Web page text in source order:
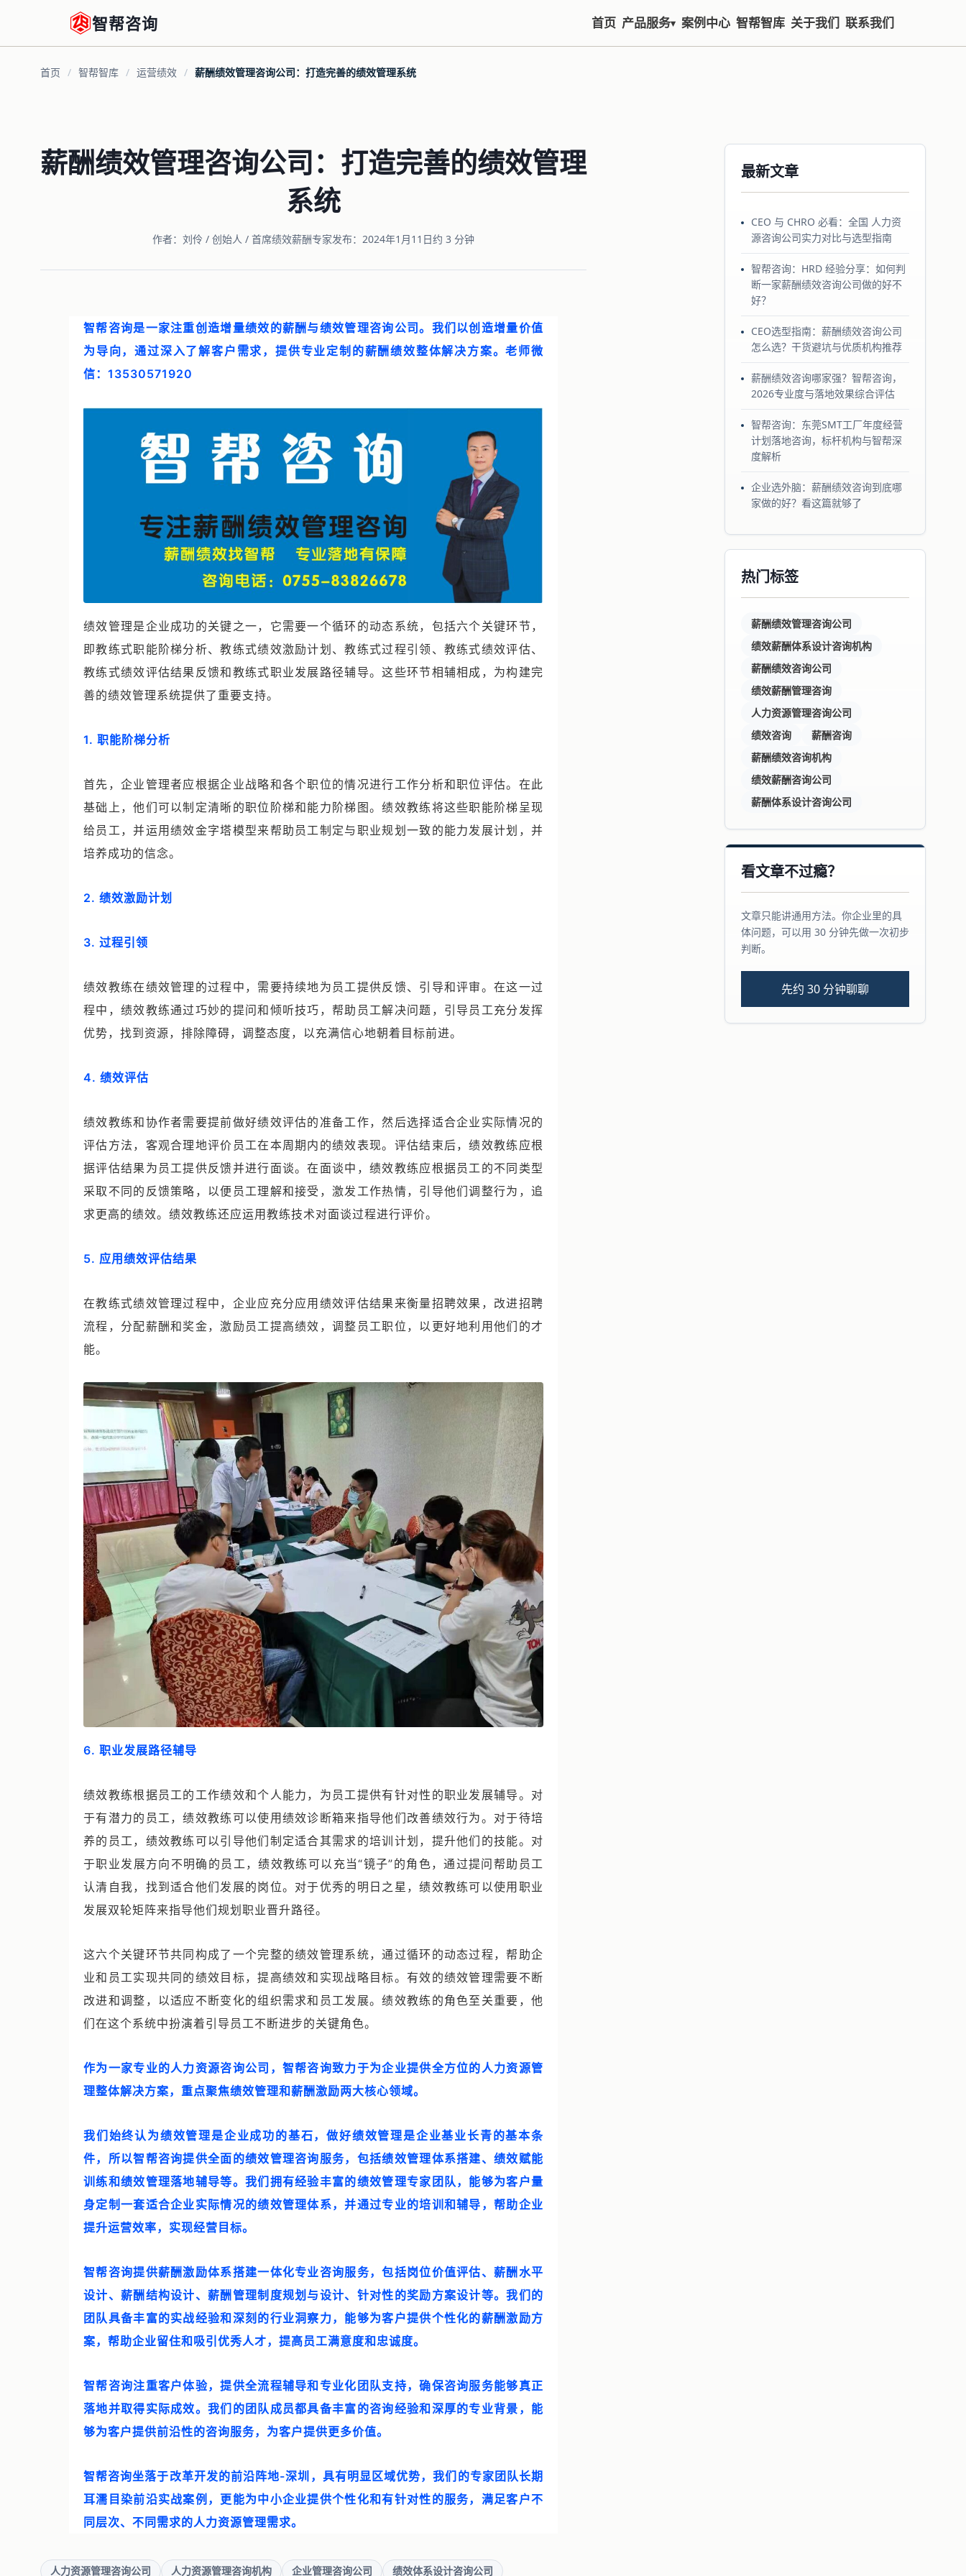
智帮咨询 首页 产品服务▾ 案例中心 智帮智库 关于我们 联系我们
首页 / 智帮智库 / 运营绩效 / 薪酬绩效管理咨询公司：打造完善的绩效管理系统
薪酬绩效管理咨询公司：打造完善的绩效管理
系统
作者：刘伶 / 创始人 / 首席绩效薪酬专家发布：2024年1月11日约 3 分钟
智帮咨询是一家注重创造增量绩效的薪酬与绩效管理咨询公司。我们以创造增量价值
为导向，通过深入了解客户需求，提供专业定制的薪酬绩效整体解决方案。老师微
信：13530571920
绩效管理是企业成功的关键之一，它需要一个循环的动态系统，包括六个关键环节，
即教练式职能阶梯分析、教练式绩效激励计划、教练式过程引领、教练式绩效评估、
教练式绩效评估结果反馈和教练式职业发展路径辅导。这些环节相辅相成，为构建完
善的绩效管理系统提供了重要支持。
1. 职能阶梯分析
首先，企业管理者应根据企业战略和各个职位的情况进行工作分析和职位评估。在此
基础上，他们可以制定清晰的职位阶梯和能力阶梯图。绩效教练将这些职能阶梯呈现
给员工，并运用绩效金字塔模型来帮助员工制定与职业规划一致的能力发展计划，并
培养成功的信念。
2. 绩效激励计划
3. 过程引领
绩效教练在绩效管理的过程中，需要持续地为员工提供反馈、引导和评审。在这一过
程中，绩效教练通过巧妙的提问和倾听技巧，帮助员工解决问题，引导员工充分发挥
优势，找到资源，排除障碍，调整态度，以充满信心地朝着目标前进。
4. 绩效评估
绩效教练和协作者需要提前做好绩效评估的准备工作，然后选择适合企业实际情况的
评估方法，客观合理地评价员工在本周期内的绩效表现。评估结束后，绩效教练应根
据评估结果为员工提供反馈并进行面谈。在面谈中，绩效教练应根据员工的不同类型
采取不同的反馈策略，以便员工理解和接受，激发工作热情，引导他们调整行为，追
求更高的绩效。绩效教练还应运用教练技术对面谈过程进行评价。
5. 应用绩效评估结果
在教练式绩效管理过程中，企业应充分应用绩效评估结果来衡量招聘效果，改进招聘
流程，分配薪酬和奖金，激励员工提高绩效，调整员工职位，以更好地利用他们的才
能。
6. 职业发展路径辅导
绩效教练根据员工的工作绩效和个人能力，为员工提供有针对性的职业发展辅导。对
于有潜力的员工，绩效教练可以使用绩效诊断箱来指导他们改善绩效行为。对于待培
养的员工，绩效教练可以引导他们制定适合其需求的培训计划，提升他们的技能。对
于职业发展方向不明确的员工，绩效教练可以充当“镜子”的角色，通过提问帮助员工
认清自我，找到适合他们发展的岗位。对于优秀的明日之星，绩效教练可以使用职业
发展双轮矩阵来指导他们规划职业晋升路径。
这六个关键环节共同构成了一个完整的绩效管理系统，通过循环的动态过程，帮助企
业和员工实现共同的绩效目标，提高绩效和实现战略目标。有效的绩效管理需要不断
改进和调整，以适应不断变化的组织需求和员工发展。绩效教练的角色至关重要，他
们在这个系统中扮演着引导员工不断进步的关键角色。
作为一家专业的人力资源咨询公司，智帮咨询致力于为企业提供全方位的人力资源管
理整体解决方案，重点聚焦绩效管理和薪酬激励两大核心领域。
我们始终认为绩效管理是企业成功的基石，做好绩效管理是企业基业长青的基本条
件，所以智帮咨询提供全面的绩效管理咨询服务，包括绩效管理体系搭建、绩效赋能
训练和绩效管理落地辅导等。我们拥有经验丰富的绩效管理专家团队，能够为客户量
身定制一套适合企业实际情况的绩效管理体系，并通过专业的培训和辅导，帮助企业
提升运营效率，实现经营目标。
智帮咨询提供薪酬激励体系搭建一体化专业咨询服务，包括岗位价值评估、薪酬水平
设计、薪酬结构设计、薪酬管理制度规划与设计、针对性的奖励方案设计等。我们的
团队具备丰富的实战经验和深刻的行业洞察力，能够为客户提供个性化的薪酬激励方
案，帮助企业留住和吸引优秀人才，提高员工满意度和忠诚度。
智帮咨询注重客户体验，提供全流程辅导和专业化团队支持，确保咨询服务能够真正
落地并取得实际成效。我们的团队成员都具备丰富的咨询经验和深厚的专业背景，能
够为客户提供前沿性的咨询服务，为客户提供更多价值。
智帮咨询坐落于改革开发的前沿阵地-深圳，具有明显区域优势，我们的专家团队长期
耳濡目染前沿实战案例，更能为中小企业提供个性化和有针对性的服务，满足客户不
同层次、不同需求的人力资源管理需求。
人力资源管理咨询公司 人力资源管理咨询机构 企业管理咨询公司 绩效体系设计咨询公司
最新文章
CEO 与 CHRO 必看：全国 人力资
源咨询公司实力对比与选型指南
智帮咨询：HRD 经验分享：如何判
断一家薪酬绩效咨询公司做的好不
好？
CEO选型指南：薪酬绩效咨询公司
怎么选？干货避坑与优质机构推荐
薪酬绩效咨询哪家强？智帮咨询，
2026专业度与落地效果综合评估
智帮咨询：东莞SMT工厂年度经营
计划落地咨询，标杆机构与智帮深
度解析
企业选外脑：薪酬绩效咨询到底哪
家做的好？看这篇就够了
热门标签
薪酬绩效管理咨询公司
绩效薪酬体系设计咨询机构
薪酬绩效咨询公司
绩效薪酬管理咨询
人力资源管理咨询公司
绩效咨询
薪酬咨询
薪酬绩效咨询机构
绩效薪酬咨询公司
薪酬体系设计咨询公司
看文章不过瘾？
文章只能讲通用方法。你企业里的具
体问题，可以用 30 分钟先做一次初步
判断。
先约 30 分钟聊聊